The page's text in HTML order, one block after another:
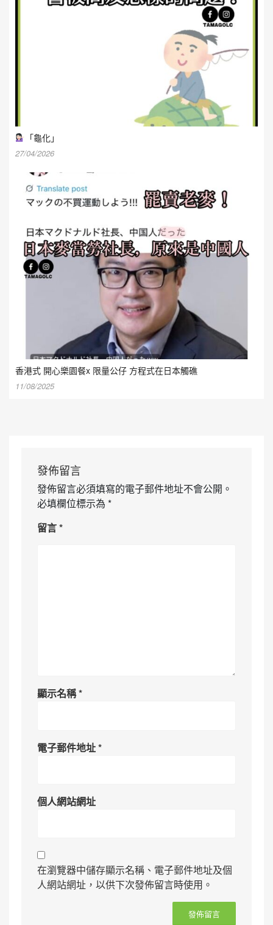
「龜化」
27/04/2026
香港式 開心樂園餐x 限量公仔 方程式在日本觸礁
11/08/2025
發佈留言
發佈留言必須填寫的電子郵件地址不會公開。
必填欄位標示為 *
留言*
顯示名稱*
電子郵件地址*
個人網站網址
在瀏覽器中儲存顯示名稱、電子郵件地址及個
人網站網址，以供下次發佈留言時使用。